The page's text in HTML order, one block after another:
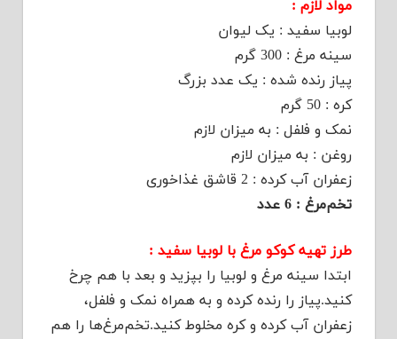
مواد لازم :
لوبیا سفید : یک لیوان
سینه مرغ : 300 گرم
پیاز رنده شده : یک عدد بزرگ
کره : 50 گرم
نمک و فلفل : به میزان لازم
روغن : به میزان لازم
زعفران آب کرده : 2 قاشق غذاخوری
تخم‌مرغ : 6 عدد
طرز تهیه کوکو مرغ با لوبیا سفید :
ابتدا سینه مرغ و لوبیا را بپزید و بعد با هم چرخ
کنید.پیاز را رنده کرده و به همراه نمک و فلفل،
زعفران آب کرده و کره مخلوط کنید.تخم‌مرغ‌ها را هم